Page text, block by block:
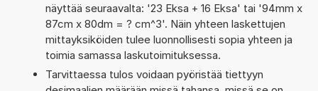
näyttää seuraavalta: '23 Eksa + 16 Eksa' tai '94mm x
87cm x 80dm = ? cm^3'. Näin yhteen laskettujen
mittayksiköiden tulee luonnollisesti sopia yhteen ja
toimia samassa laskutoimituksessa.
Tarvittaessa tulos voidaan pyöristää tiettyyn